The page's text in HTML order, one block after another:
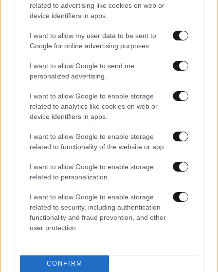
related to advertising like cookies on web or
device identifiers in apps.
I want to allow my user data to be sent to
Google for online advertising purposes.
I want to allow Google to send me
personalized advertising.
I want to allow Google to enable storage
related to analytics like cookies on web or
device identifiers in apps.
I want to allow Google to enable storage
related to functionality of the website or app.
I want to allow Google to enable storage
related to personalization.
I want to allow Google to enable storage
related to security, including authentication
functionality and fraud prevention, and other
user protection.
CONFIRM
Xαρακτήρες: 0/1000
ΜΗΤΣΣΣ 29·07·2024 09:30
ωραιο αρθρο αλλα εδω στην ελλαδα οι περισσοτεροι
διαβασει κανεις.
Απαντήστε
απολίτιστο ζώον πώς και το διάβασες;; Μωρέ
μπράβο !!